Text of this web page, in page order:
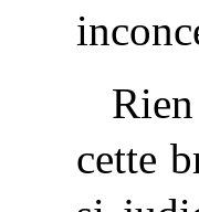
cette